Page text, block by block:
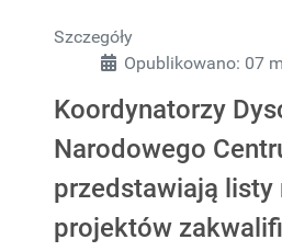
Szczegóły
Opublikowano: 07
Koordynatorzy
Narodowego
przedstawiają listy
projektów